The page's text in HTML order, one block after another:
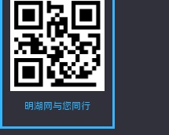
明湖网与您同行